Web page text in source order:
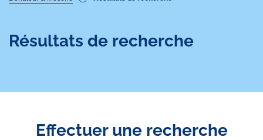
Fil
d'Ariane
Résultats de recherche
Effectuer une recherche